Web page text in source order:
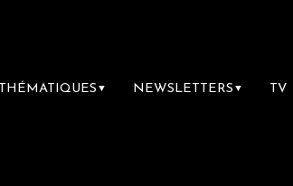
THÉMATIQUES ▼ NEWSLETTERS ▼ TV